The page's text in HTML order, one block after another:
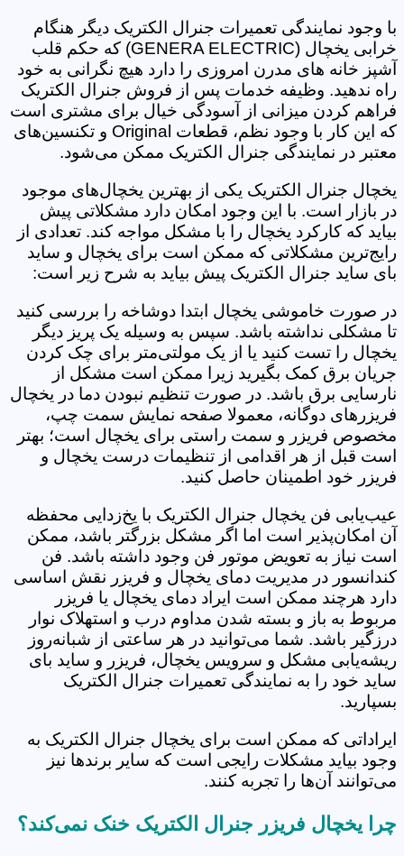
با وجود نمایندگی تعمیرات جنرال الکتریک دیگر هنگام
خرابی یخچال (GENERA ELECTRIC) که حکم قلب
آشپز خانه های مدرن امروزی را دارد هیچ نگرانی به خود
راه ندهید. وظیفه خدمات پس از فروش جنرال الکتریک
فراهم کردن میزانی از آسودگی خیال برای مشتری است
که این کار با وجود نظم، قطعات Original و تکنسین‌های
معتبر در نمایندگی جنرال الکتریک ممکن می‌شود.
یخچال جنرال الکتریک یکی از بهترین یخچال‌های موجود
در بازار است. با این وجود امکان دارد مشکلاتی پیش
بیاید که کارکرد یخچال را با مشکل مواجه کند. تعدادی از
رایج‌ترین مشکلاتی که ممکن است برای یخچال‌ و ساید
بای ساید جنرال الکتریک پیش بیاید به شرح زیر است:
در صورت خاموشی یخچال ابتدا دوشاخه را بررسی کنید
تا مشکلی نداشته باشد. سپس به وسیله یک پریز دیگر
یخچال را تست کنید یا از یک مولتی‌متر برای چک کردن
جریان برق کمک بگیرید زیرا ممکن است مشکل از
نارسایی برق باشد. در صورت تنظیم نبودن دما در یخچال
فریزرهای دوگانه، معمولا صفحه نمایش سمت چپ،
مخصوص فریزر و سمت راستی برای یخچال است؛ بهتر
است قبل از هر اقدامی از تنظیمات درست یخچال و
فریزر خود اطمینان حاصل کنید.
عیب‌یابی فن یخچال جنرال الکتریک با یخ‌زدایی محفظه
آن امکان‌پذیر است اما اگر مشکل بزرگتر باشد، ممکن
است نیاز به تعویض موتور فن وجود داشته باشد. فن
کندانسور در مدیریت دمای یخچال و فریزر نقش اساسی
دارد هرچند ممکن است ایراد دمای یخچال یا فریزر
مربوط به باز و بسته شدن مداوم درب و استهلاک نوار
درزگیر باشد. شما می‌توانید در هر ساعتی از شبانه‌روز
ریشه‌یابی مشکل و سرویس یخچال، فریزر و ساید بای
ساید خود را به نمایندگی تعمیرات جنرال الکتریک
بسپارید.
ایراداتی که ممکن است برای یخچال جنرال الکتریک به
وجود بیاید مشکلات رایجی است که سایر برندها نیز
می‌توانند آن‌ها را تجربه ‌کنند.
چرا یخچال فریزر جنرال الکتریک خنک نمی‌کند؟